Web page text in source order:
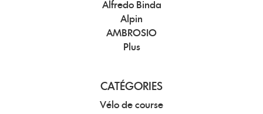
Alfredo Binda
Alpin
AMBROSIO
Plus
CATÉGORIES
Vélo de course